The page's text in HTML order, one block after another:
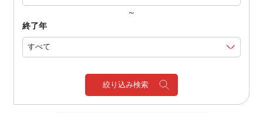
～
終了年
絞り込み検索